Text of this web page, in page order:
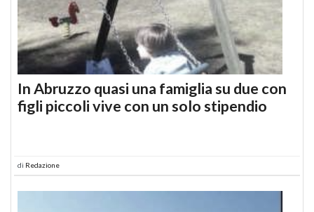
In Abruzzo quasi una famiglia su due con
figli piccoli vive con un solo stipendio
di Redazione